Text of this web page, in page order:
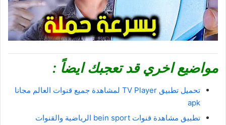
مواضيع اخري قد تعجبك ايضاً :
تحميل تطبيق TV Player لمشاهدة جميع قنوات العالم مجانا
apk
تطبيق مشاهدة قنوات bein sport الرياضية والقنوات